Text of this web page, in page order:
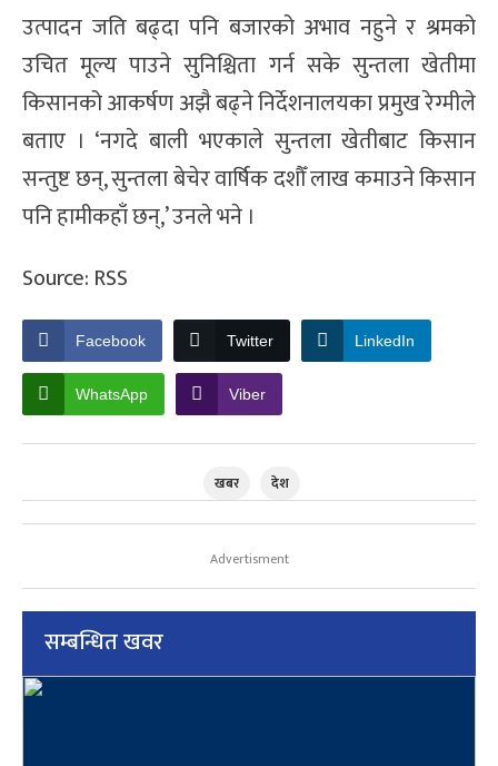
उत्पादन जति बढ्दा पनि बजारको अभाव नहुने र श्रमको
उचित मूल्य पाउने सुनिश्चिता गर्न सके सुन्तला खेतीमा
किसानको आकर्षण अझै बढ्ने निर्देशनालयका प्रमुख रेग्मीले
बताए । ‘नगदे बाली भएकाले सुन्तला खेतीबाट किसान
सन्तुष्ट छन्, सुन्तला बेचेर वार्षिक दशौँ लाख कमाउने किसान
पनि हामीकहाँ छन्,’ उनले भने ।
Source: RSS
Facebook Twitter LinkedIn
WhatsApp Viber
खबर देश
Advertisment
सम्बन्धित खवर